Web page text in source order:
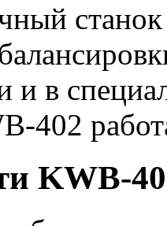
и в
402
KWB-